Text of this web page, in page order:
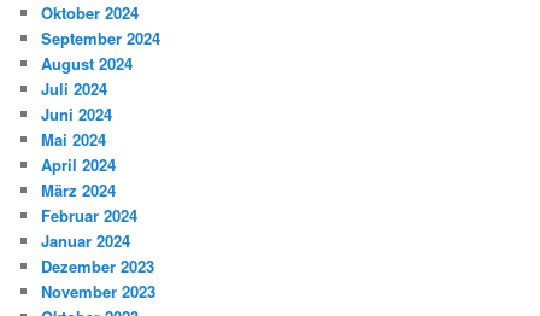
Oktober 2024
September 2024
August 2024
Juli 2024
Juni 2024
Mai 2024
April 2024
März 2024
Februar 2024
Januar 2024
Dezember 2023
November 2023